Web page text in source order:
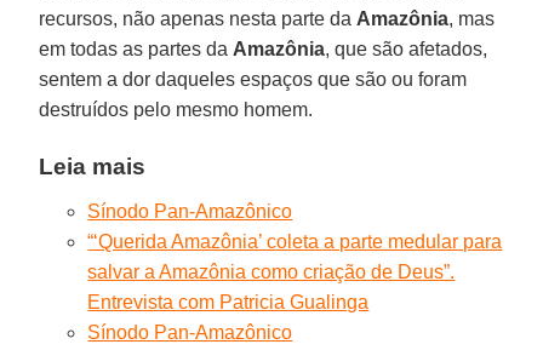
recursos, não apenas nesta parte da Amazônia, mas
em todas as partes da Amazônia, que são afetados,
sentem a dor daqueles espaços que são ou foram
destruídos pelo mesmo homem.
Leia mais
Sínodo Pan-Amazônico
“‘Querida Amazônia’ coleta a parte medular para
salvar a Amazônia como criação de Deus”.
Entrevista com Patricia Gualinga
Sínodo Pan-Amazônico